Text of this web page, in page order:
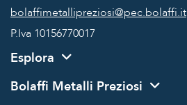
bolaffimetallipreziosi@pec.bolaffi.it
P.Iva 10156770017
Esplora
Bolaffi Metalli Preziosi